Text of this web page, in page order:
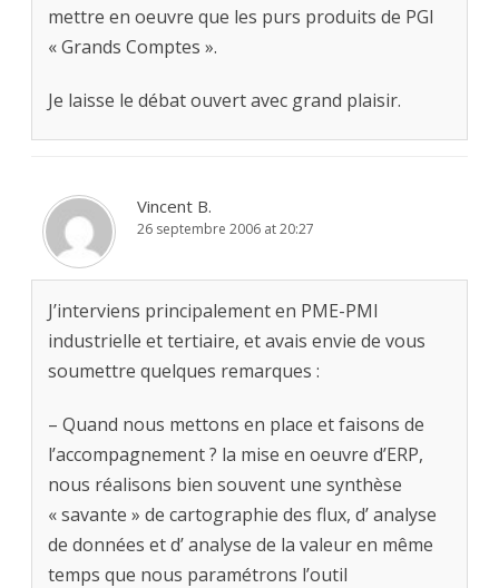
mettre en oeuvre que les purs produits de PGI
« Grands Comptes ».
Je laisse le débat ouvert avec grand plaisir.
Vincent B.
26 septembre 2006 at 20:27
J’interviens principalement en PME-PMI
industrielle et tertiaire, et avais envie de vous
soumettre quelques remarques :
– Quand nous mettons en place et faisons de
l’accompagnement ? la mise en oeuvre d’ERP,
nous réalisons bien souvent une synthèse
« savante » de cartographie des flux, d’ analyse
de données et d’ analyse de la valeur en même
temps que nous paramétrons l’outil